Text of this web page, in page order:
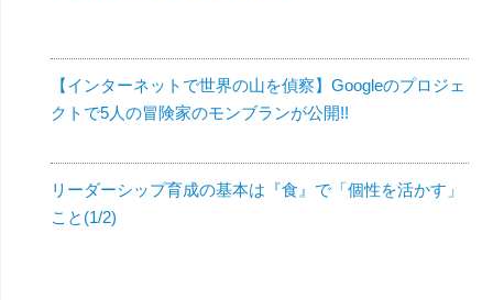
【インターネットで世界の山を偵察】Googleのプロジェ
クトで5人の冒険家のモンブランが公開!!
リーダーシップ育成の基本は『食』で「個性を活かす」
こと(1/2)